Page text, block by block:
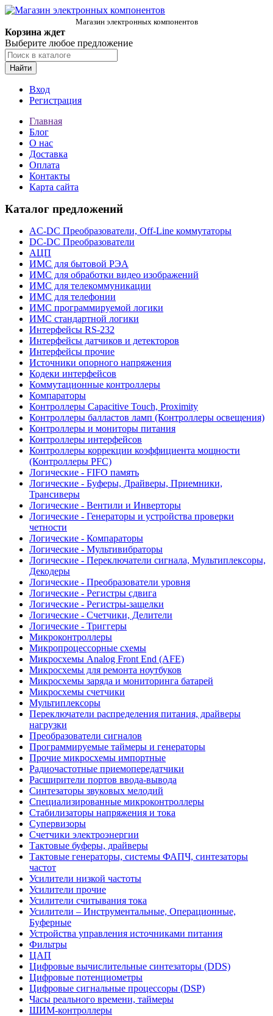
Магазин электронных компонентов
Корзина ждет
Выберите любое предложение
Найти
Вход
Регистрация
Главная
Блог
О нас
Доставка
Оплата
Контакты
Карта сайта
Каталог предложений
AC-DC Преобразователи, Off-Line коммутаторы
DC-DC Преобразователи
АЦП
ИМС для бытовой РЭА
ИМС для обработки видео изображений
ИМС для телекоммуникации
ИМС для телефонии
ИМС программируемой логики
ИМС стандартной логики
Интерфейсы RS-232
Интерфейсы датчиков и детекторов
Интерфейсы прочие
Источники опорного напряжения
Кодеки интерфейсов
Коммутационные контроллеры
Компараторы
Контроллеры Capacitive Touch, Proximity
Контроллеры балластов ламп (Контроллеры освещения)
Контроллеры и мониторы питания
Контроллеры интерфейсов
Контроллеры коррекции коэффициента мощности
(Контроллеры PFC)
Логические - FIFO память
Логические - Буферы, Драйверы, Приемники,
Трансиверы
Логические - Вентили и Инверторы
Логические - Генераторы и устройства проверки
четности
Логические - Компараторы
Логические - Мультивибраторы
Логические - Переключатели сигнала, Мультиплексоры,
Декодеры
Логические - Преобразователи уровня
Логические - Регистры сдвига
Логические - Регистры-защелки
Логические - Счетчики, Делители
Логические - Триггеры
Микроконтроллеры
Микропроцессорные схемы
Микросхемы Analog Front End (AFE)
Микросхемы для ремонта ноутбуков
Микросхемы заряда и мониторинга батарей
Микросхемы счетчики
Мультиплексоры
Переключатели распределения питания, драйверы
нагрузки
Преобразователи сигналов
Программируемые таймеры и генераторы
Прочие микросхемы импортные
Радиочастотные приемопередатчики
Расширители портов ввода-вывода
Синтезаторы звуковых мелодий
Специализированные микроконтроллеры
Стабилизаторы напряжения и тока
Супервизоры
Счетчики электроэнергии
Тактовые буферы, драйверы
Тактовые генераторы, системы ФАПЧ, синтезаторы
частот
Усилители низкой частоты
Усилители прочие
Усилители считывания тока
Усилители – Инструментальные, Операционные,
Буферные
Устройства управления источниками питания
Фильтры
ЦАП
Цифровые вычислительные синтезаторы (DDS)
Цифровые потенциометры
Цифровые сигнальные процессоры (DSP)
Часы реального времени, таймеры
ШИМ-контроллеры